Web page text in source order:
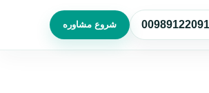
شروع مشاوره